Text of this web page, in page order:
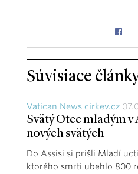
Súvisiace
Vatican News cirkev.cz
Svätý Otec mladým v
nových svätých
Do Assisi si prišli Mladí
ktorého smrti ubehlo 800